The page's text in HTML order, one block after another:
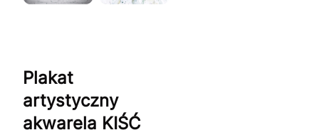
Plakat
artystyczny
akwarela KIŚĆ